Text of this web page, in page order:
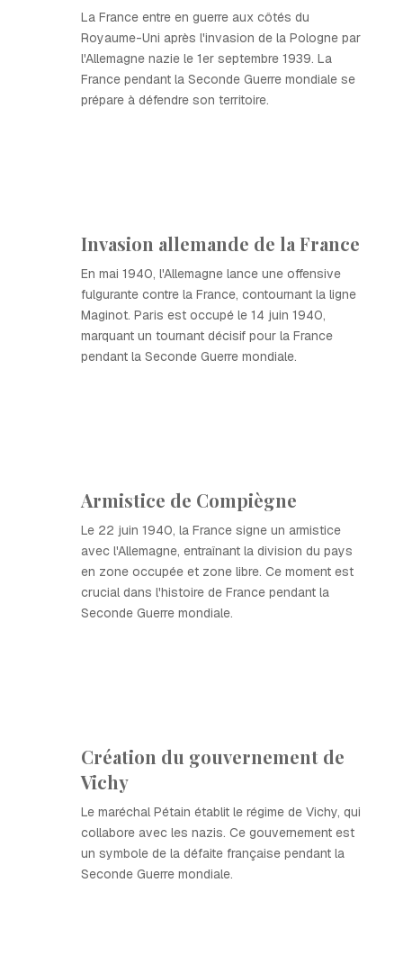
La France entre en guerre aux côtés du
Royaume-Uni après l'invasion de la Pologne par
l'Allemagne nazie le 1er septembre 1939. La
France pendant la Seconde Guerre mondiale se
prépare à défendre son territoire.
Invasion allemande de la France
En mai 1940, l'Allemagne lance une offensive
fulgurante contre la France, contournant la ligne
Maginot. Paris est occupé le 14 juin 1940,
marquant un tournant décisif pour la France
pendant la Seconde Guerre mondiale.
Armistice de Compiègne
Le 22 juin 1940, la France signe un armistice
avec l'Allemagne, entraînant la division du pays
en zone occupée et zone libre. Ce moment est
crucial dans l'histoire de France pendant la
Seconde Guerre mondiale.
Création du gouvernement de
Vichy
Le maréchal Pétain établit le régime de Vichy, qui
collabore avec les nazis. Ce gouvernement est
un symbole de la défaite française pendant la
Seconde Guerre mondiale.